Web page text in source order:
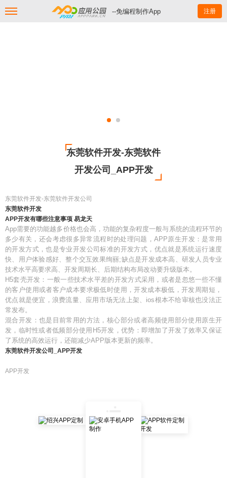
--免编程制作App 注册
东莞软件开发-东莞软件
开发公司_APP开发
东莞软件开发-东莞软件开发公司
东莞软件开发
APP开发有哪些注意事项 易龙天
App需要的功能越多价格也会高，功能的复杂程度一般与系统的流程环节的
多少有关，还会考虑很多异常流程时的处理问题，APP原生开发：是常用
的开发方式，也是专业开发公司标准的开发方式，优点就是系统运行速度
快、用户体验感好、整个交互效果绚丽;缺点是开发成本高、研发人员专业
技术水平高要求高、开发周期长、后期结构布局改动要升级版本。
H5套壳开发：一般一些技术水平差的开发方式采用，或者是忽悠一些不懂
的客户使用或者客户成本要求极低时使用，开发成本极低，开发周期短，
优点就是便宜，浪费流量、应用市场无法上架、ios根本不给审核也没法正
常发布。
混合开发：也是目前常用的方法，核心部分或者高频使用部分使用原生开
发，临时性或者低频部分使用H5开发，优势：即增加了开发了效率又保证
了系统的高效运行，还能减少APP版本更新的频率。
东莞软件开发公司_APP开发
APP开发